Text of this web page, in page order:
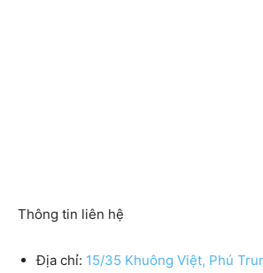
Thông tin liên hệ
Địa chỉ: 15/35 Khuông Việt, Phú